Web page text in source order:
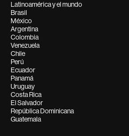
Latinoamérica y el mundo
Brasil
México
Argentina
Colombia
Venezuela
Chile
Perú
Ecuador
Panamá
Uruguay
Costa Rica
El Salvador
República Dominicana
Guatemala